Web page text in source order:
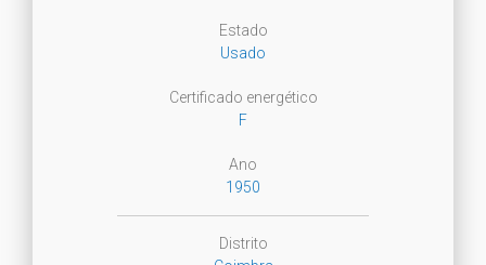
Estado
Usado
Certificado energético
F
Ano
1950
Distrito